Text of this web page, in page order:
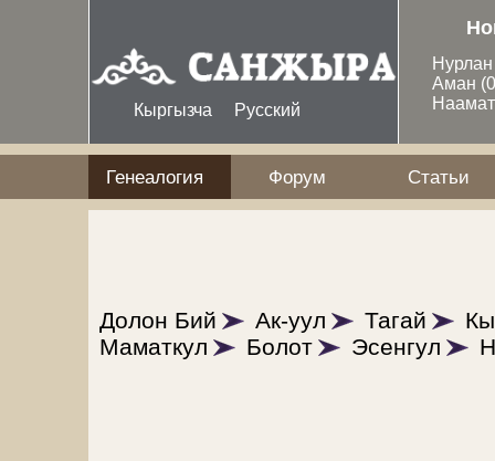
Кыргызча Русский
Аман
Генеалогия Форум Статьи
Долон Бий Ак-уул Тагай
Маматкул
Болот Эсенгул